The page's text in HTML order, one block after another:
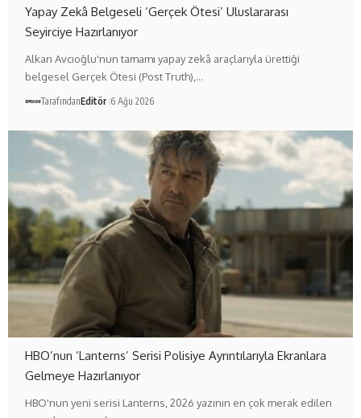
Yapay Zekâ Belgeseli ‘Gerçek Ötesi’ Uluslararası
Seyirciye Hazırlanıyor
Alkan Avcıoğlu'nun tamamı yapay zekâ araçlarıyla ürettiği
belgesel Gerçek Ötesi (Post Truth),…
TarafındanEditör 6 Ağu 2026
HBO’nun ‘Lanterns’ Serisi Polisiye Ayrıntılarıyla Ekranlara
Gelmeye Hazırlanıyor
HBO'nun yeni serisi Lanterns, 2026 yazının en çok merak edilen